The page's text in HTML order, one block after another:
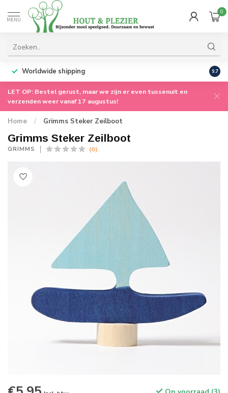
MENU
0
Worldwide shipping 9.7
LET OP: Bestel gerust, maar we zijn er even tussenuit en
verzenden weer vanaf 17 augustus!
Home / Grimms Steker Zeilboot
Grimms Steker Zeilboot
GRIMMS (0)